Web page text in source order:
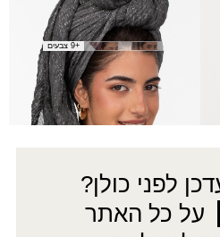
צעיף אלי
₪40.00
+9 צבעים
…
6
7
←
לפני כולן?
על כל האתר